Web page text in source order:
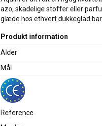
azo, skadelige stoffer eller
glæde hos ethvert dukkeglad
Produkt information
Alder
Mål
Reference